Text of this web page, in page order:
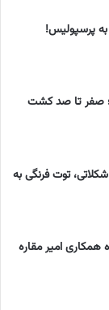
پرسپولیس!
صفر تا صد کشت
توت فرنگی به
همکاری امیر مقاره